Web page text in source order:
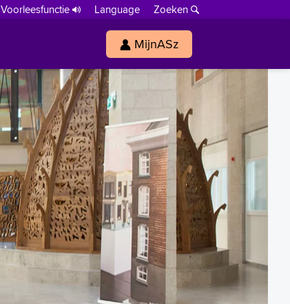
Voorleesfunctie Language
Zoeken
MijnASz